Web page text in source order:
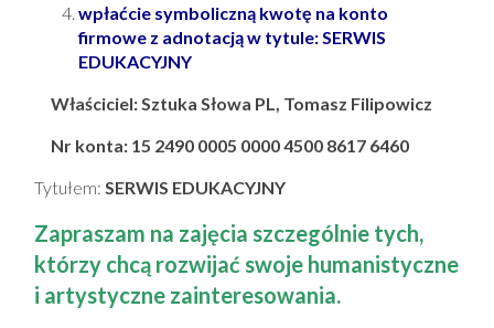
wpłaćcie symboliczną kwotę na konto
firmowe z adnotacją w tytule: SERWIS
EDUKACYJNY
Właściciel: Sztuka Słowa PL, Tomasz Filipowicz
Nr konta: 15 2490 0005 0000 4500 8617 6460
Tytułem:SERWIS EDUKACYJNY
Zapraszam na zajęcia szczególnie tych,
którzy chcą rozwijać swoje humanistyczne
i artystyczne zainteresowania.